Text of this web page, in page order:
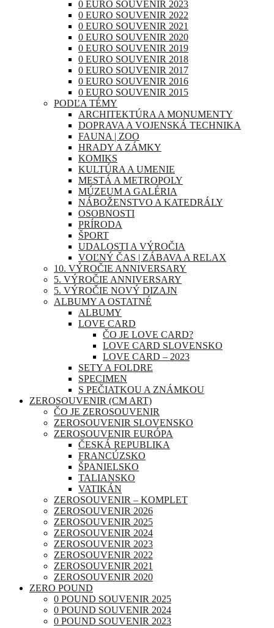
0 EURO SOUVENIR 2023
0 EURO SOUVENIR 2022
0 EURO SOUVENIR 2021
0 EURO SOUVENIR 2020
0 EURO SOUVENIR 2019
0 EURO SOUVENIR 2018
0 EURO SOUVENIR 2017
0 EURO SOUVENIR 2016
0 EURO SOUVENIR 2015
PODĽA TÉMY
ARCHITEKTÚRA A MONUMENTY
DOPRAVA A VOJENSKÁ TECHNIKA
FAUNA | ZOO
HRADY A ZÁMKY
KOMIKS
KULTÚRA A UMENIE
MESTÁ A METROPOLY
MÚZEUM A GALÉRIA
NÁBOŽENSTVO A KATEDRÁLY
OSOBNOSTI
PRÍRODA
ŠPORT
UDALOSTI A VÝROČIA
VOĽNÝ ČAS | ZÁBAVA A RELAX
10. VÝROČIE ANNIVERSARY
5. VÝROČIE ANNIVERSARY
5. VÝROČIE NOVÝ DIZAJN
ALBUMY A OSTATNÉ
ALBUMY
LOVE CARD
ČO JE LOVE CARD?
LOVE CARD SLOVENSKO
LOVE CARD – 2023
SETY A FOLDRE
SPECIMEN
S PEČIATKOU A ZNÁMKOU
ZEROSOUVENIR (CM ART)
ČO JE ZEROSOUVENIR
ZEROSOUVENIR SLOVENSKO
ZEROSOUVENIR EURÓPA
ČESKÁ REPUBLIKA
FRANCÚZSKO
ŠPANIELSKO
TALIANSKO
VATIKÁN
ZEROSOUVENIR – KOMPLET
ZEROSOUVENIR 2026
ZEROSOUVENIR 2025
ZEROSOUVENIR 2024
ZEROSOUVENIR 2023
ZEROSOUVENIR 2022
ZEROSOUVENIR 2021
ZEROSOUVENIR 2020
ZERO POUND
0 POUND SOUVENIR 2025
0 POUND SOUVENIR 2024
0 POUND SOUVENIR 2023